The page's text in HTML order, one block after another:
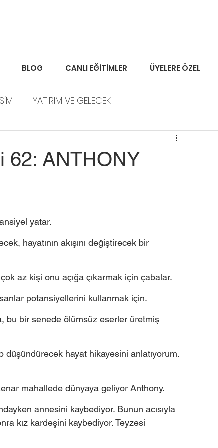
BLOG CANLI EĞİTİMLER ÜYELERE ÖZEL
YATIRIM VE GELECEK
62: ANTHONY
yatar.
hayatının akışını değiştirecek bir
az kişi onu açığa çıkarmak için çabalar.
potansiyellerini kullanmak için.
bu bir senede ölümsüz eserler üretmiş
düşündürecek hayat hikayesini anlatıyorum.
mahallede dünyaya geliyor Anthony.
annesini kaybediyor. Bunun acısıyla
kız kardeşini kaybediyor. Teyzesi